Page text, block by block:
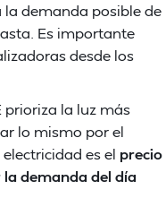
demanda posible de
Es importante
desde los
prioriza la luz más
lo mismo por el
es el precio
demanda del día